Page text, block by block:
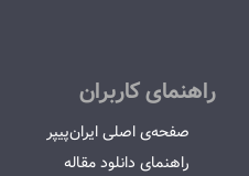
راهنمای کاربران
صفحه‌ی اصلی ایران‌پیپر
راهنمای دانلود مقاله